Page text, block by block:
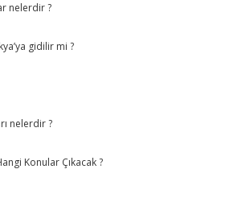
nelerdir ?
gidilir mi ?
nelerdir ?
Konular Çıkacak ?